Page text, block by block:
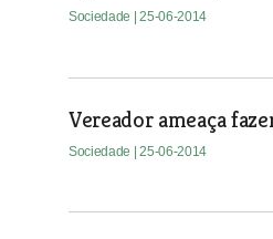
Sociedade | 25-06-2014
Vereador ameaça
Sociedade | 25-06-2014